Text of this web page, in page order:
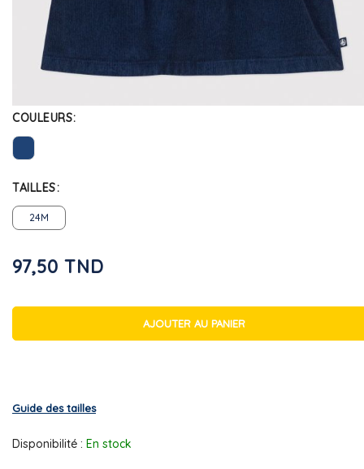
COULEURS
TAILLES
24M
97,50 TND
AJOUTER AU PANIER
Guide des tailles
Disponibilité : En stock